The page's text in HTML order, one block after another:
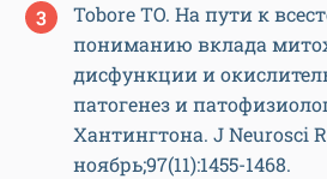
Tobore TO. На пути к
пониманию вклада
дисфункции и
патогенез и
Хантингтона. J Neurosci
ноябрь;97(11):1455-1468.